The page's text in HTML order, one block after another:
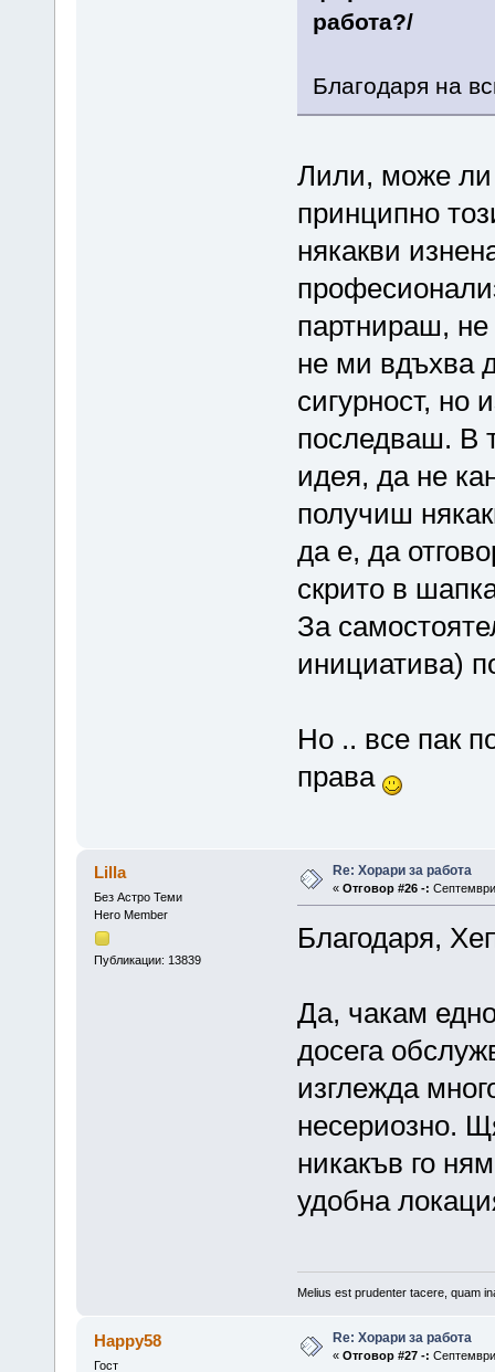
работа?/
Благодаря на
Лили, може ли
принципно
някакви
партнираш,
не ми вдъхва
сигурност, но
последваш. В
идея, да не
получиш
да е, да
скрито в
За
инициатива)
Но .. все пак
права
Lilla
Без Астро Теми
Hero Member
Публикации: 13839
Re: Хорари за работа
« Отговор #26 -:
Благодаря,
Да, чакам
досега
изглежда
несериозно.
никакъв го
удобна
Melius est prudenter tacere, quam
Happy58
Гост
Re: Хорари за работа
« Отговор #27 -: